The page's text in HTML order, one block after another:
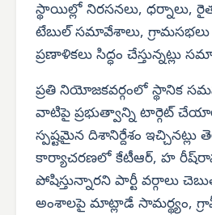
స్థాయిల్లో నిరసనలు, ధర్నాలు,
టేబుల్ సమావేశాలు,
ప్రణాళికలు సిద్ధం చేస్తున్నట్లు
ప్రతి నియోజకవర్గంలో స్థానిక
వాటిపై ప్రభుత్వాన్ని టార్గెట్
స్పష్టమైన దిశానిర్దేశం ఇచ్చినట్లు
కార్యాచరణలో కేటీఆర్, హ
పోషిస్తున్నారని పార్టీ వర్గాలు
అంశాలపై మాట్లాడే సామర్థ్యం,